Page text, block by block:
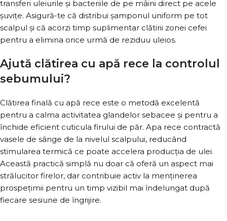
transferi uleiurile și bacteriile de pe mâini direct pe acele
șuvițe. Asigură-te că distribui șamponul uniform pe tot
scalpul și că acorzi timp suplimentar clătirii zonei cefei
pentru a elimina orice urmă de reziduu uleios.
Ajută clătirea cu apă rece la controlul
sebumului?
Clătirea finală cu apă rece este o metodă excelentă
pentru a calma activitatea glandelor sebacee și pentru a
închide eficient cuticula firului de păr. Apa rece contractă
vasele de sânge de la nivelul scalpului, reducând
stimularea termică ce poate accelera producția de ulei.
Această practică simplă nu doar că oferă un aspect mai
strălucitor firelor, dar contribuie activ la menținerea
prospețimii pentru un timp vizibil mai îndelungat după
fiecare sesiune de îngrijire.